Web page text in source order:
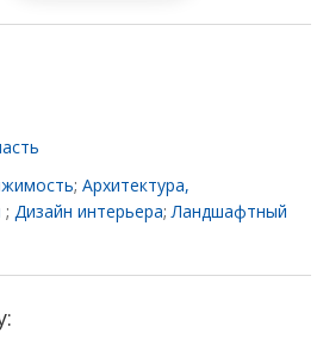
; Архитектура,
; Дизайн интерьера;Ландшафтный